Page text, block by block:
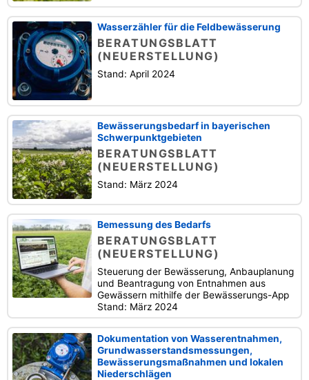
Wasserzähler für die Feldbewässerung
BERATUNGSBLATT
(NEUERSTELLUNG)
Stand: April 2024
Bewässerungsbedarf in bayerischen
Schwerpunktgebieten
BERATUNGSBLATT
(NEUERSTELLUNG)
Stand: März 2024
Bemessung des Bedarfs
BERATUNGSBLATT
(NEUERSTELLUNG)
Steuerung der Bewässerung, Anbauplanung
und Beantragung von Entnahmen aus
Gewässern mithilfe der Bewässerungs-App
Stand: März 2024
Dokumentation von Wasserentnahmen,
Grundwasserstandsmessungen,
Bewässerungsmaßnahmen und lokalen
Niederschlägen